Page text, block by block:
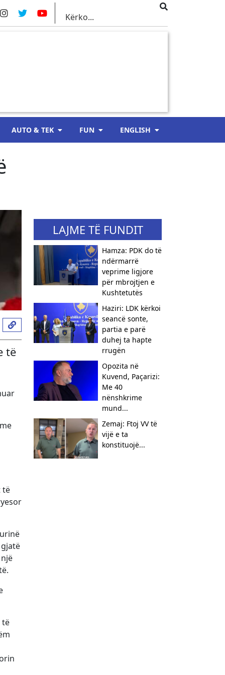
AUTO & TEK FUN ENGLISH
të
të
të
LAJME TË FUNDIT
Hamza: PDK do të
ndërmarrë
veprime ligjore
për mbrojtjen e
Kushtetutës
Haziri: LDK kërkoi
seancë sonte,
partia e parë
duhej ta hapte
rrugën
Opozita në
Kuvend, Paçarizi:
Me 40
nënshkrime
mund...
Zemaj: Ftoj VV të
vijë e ta
konstituojë...